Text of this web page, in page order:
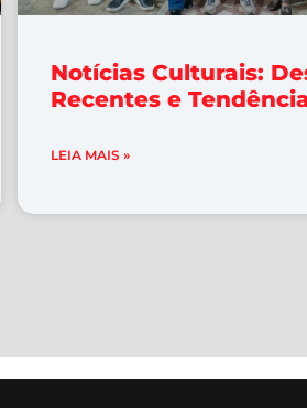
Notícias Culturais:
Recentes e
LEIA MAIS »